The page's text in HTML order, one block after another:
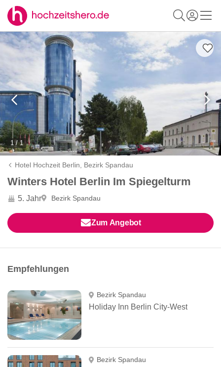
1 / 1
Hotel Hochzeit Berlin, Bezirk Spandau
Winters Hotel Berlin Im Spiegelturm
5. Jahr Bezirk Spandau
Zum Angebot
Empfehlungen
Bezirk Spandau
Holiday Inn Berlin City-West
Bezirk Spandau